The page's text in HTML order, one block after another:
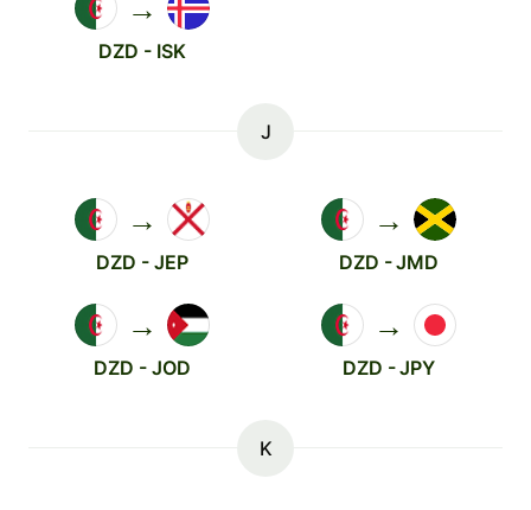
→
DZD - ISK
J
→
DZD - JEP
→
DZD - JMD
→
DZD - JOD
→
DZD - JPY
K